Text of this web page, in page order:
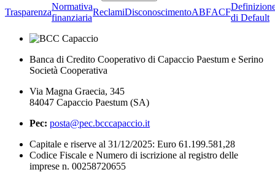
Trasparenza
Normativa
finanziaria
ReclamiDisconoscimentoABFACF
di Default
Banca di Credito Cooperativo di Capaccio Paestum e Serino
Società Cooperativa
Via Magna Graecia, 345
84047 Capaccio Paestum (SA)
Pec: posta@pec.bcccapaccio.it
Capitale e riserve al 31/12/2025: Euro 61.199.581,28
Codice Fiscale e Numero di iscrizione al registro delle
imprese n. 00258720655